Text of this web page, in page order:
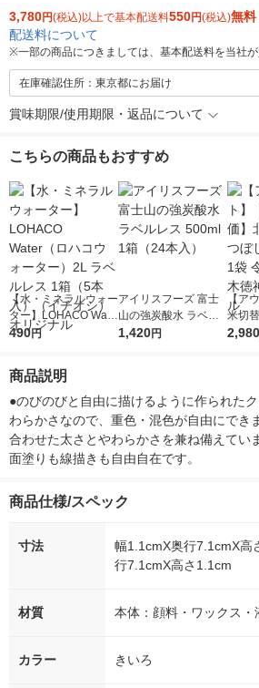
3,780円(税込)以上で基本配送料550円(税込)無料
配送料について
※一部の商品につきましては、基本配送料を当社が
在庫確認住所：東京都にお届け
賞味期限/使用期限・返品について
こちらの商品もおすすめ
【水・ミネラルウォー
ター】LOHACO Wate
r（ロハコウォータ
シ） オリジナル
490円
アイリスフーズ 富士
山の強炭酸水 ラベル
レス 500ml 1箱（24
1,420円
【ア
米切
なな
2,980
商品説明
●のびのびと自由に描けるように作られた
わらかさなので、重色・混色が自由にでき
合わせた太さとやわらかさを兼ね備えてい
面塗りも線描きも自由自在です。
商品仕様/スペック
寸法
幅1.1cmX奥行7.1cmX高
行7.1cmX高さ1.1cm
材質 本体：顔料・ワックス・
カラー きいろ